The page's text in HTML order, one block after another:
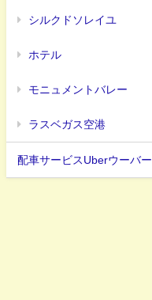
シルクドソレイユ
ホテル
モニュメントバレー
ラスベガス空港
配車サービスUberウーバー